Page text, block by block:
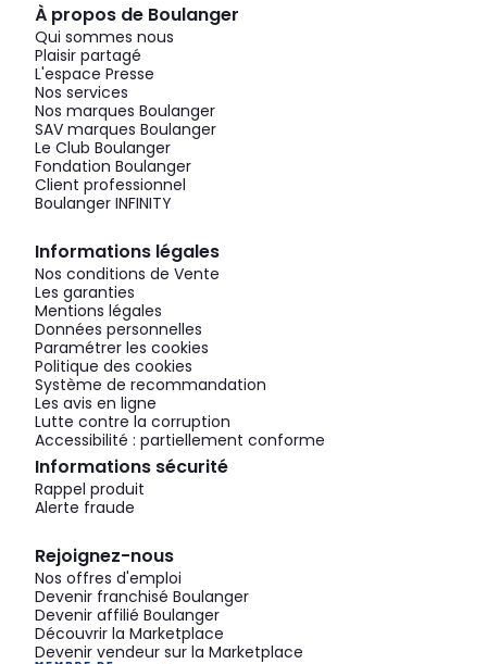
À propos de Boulanger
Qui sommes nous
Plaisir partagé
L'espace Presse
Nos services
Nos marques Boulanger
SAV marques Boulanger
Le Club Boulanger
Fondation Boulanger
Client professionnel
Boulanger INFINITY
Informations légales
Nos conditions de Vente
Les garanties
Mentions légales
Données personnelles
Paramétrer les cookies
Politique des cookies
Système de recommandation
Les avis en ligne
Lutte contre la corruption
Accessibilité : partiellement conforme
Informations sécurité
Rappel produit
Alerte fraude
Rejoignez-nous
Nos offres d'emploi
Devenir franchisé Boulanger
Devenir affilié Boulanger
Découvrir la Marketplace
Devenir vendeur sur la Marketplace